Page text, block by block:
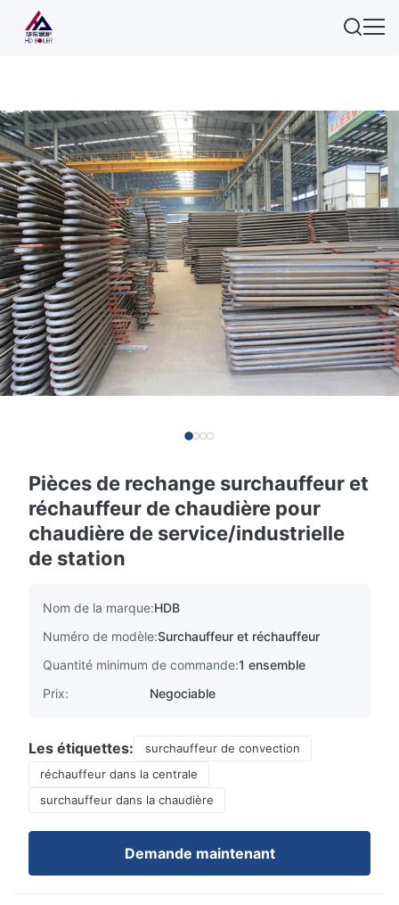
Pièces de rechange surchauffeur et
réchauffeur de chaudière pour
chaudière de service/industrielle
de station
Nom de la marque:HDB
Numéro de modèle:Surchauffeur et réchauffeur
Quantité minimum de commande:1 ensemble
Prix:
Negociable
Les étiquettes:
surchauffeur de convection
réchauffeur dans la centrale
surchauffeur dans la chaudière
Demande maintenant